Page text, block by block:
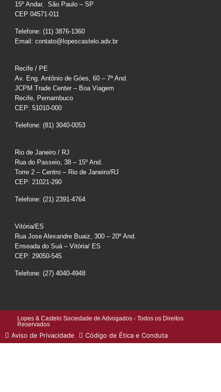
15º Andar, São Paulo – SP
CEP 04571-011
Telefone: (11) 3876-1360
Email: contato@lopescastelo.adv.br
Recife / PE
Av. Eng. Antônio de Góes, 60 – 7ª And.
JCPM Trade Center – Boa Viagem
Recife, Pernambuco
CEP: 51010-000
Telefone: (81) 3040-0053
Rio de Janeiro / RJ
Rua do Passeio, 38 – 15º And.
Torre 2 – Centro – Rio de Janeiro/RJ
CEP: 21021-290
Telefone: (21) 2391-4764
Vitória/ES
Rua Jose Alexandre Buaiz, 300 – 20º And.
Enseada do Suá – Vitória/ ES
CEP: 29050-545
Telefone: (27) 4040-4948
Lopes & Castelo Sociedade de Advogados - Todos os Direitos
Reservados
Aviso de Privacidade Código de Ética e Conduta